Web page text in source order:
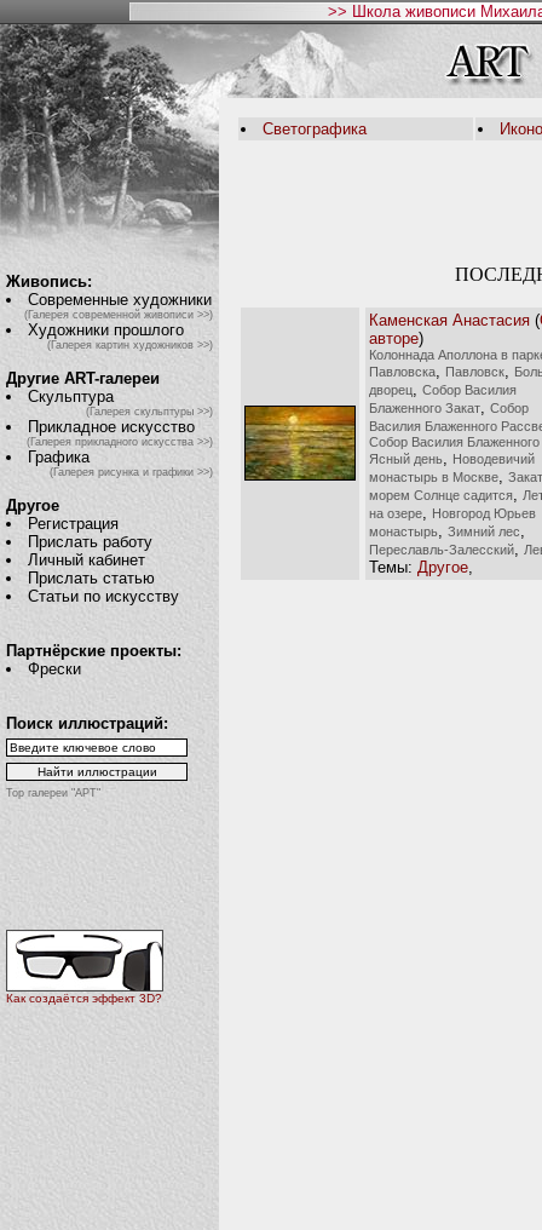
>> Школа живописи
Живопись:
Современные художники
(Галерея современной живописи >>)
Художники прошлого
(Галерея картин художников >>)
Другие ART-галереи
Скульптура
(Галерея скульптуры >>)
Прикладное искусство
(Галерея прикладного искусства >>)
Графика
(Галерея рисунка и графики >>)
Другое
Регистрация
Прислать работу
Личный кабинет
Прислать статью
Статьи по искусству
Партнёрские проекты:
Фрески
Поиск иллюстраций:
Top галереи "АРТ"
Как создаётся эффект 3D?
Светографика
Каменская Анастасия (
авторе)
Колоннада Аполлона в
Павловска
Павловск
дворец
Собор Василия
Блаженного Закат
Собор
Василия Блаженного
Собор Василия Блаженного
Ясный день
Новодевичий
монастырь в Москве
морем Солнце садится
на озере
Новгород Юрьев
монастырь
Зимний лес
Переславль-Залесский
Темы: Другое